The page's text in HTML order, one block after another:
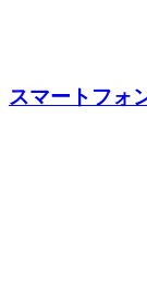
スマートフォ